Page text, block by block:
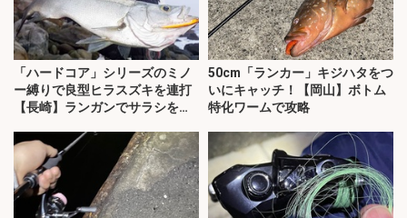
「ハードコア」シリーズのミノ
ー縛りで良型ヒラスズキを連打
【長崎】ランガンでサラシを攻
50cm「ランカー」キジハタをつ
いにキャッチ！【岡山】ボトム
特化ワームで攻略